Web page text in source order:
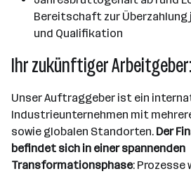
Bereitschaft zur Überzahlung
und Qualifikation
Ihr zukünftiger Arbeitgeber:
Unser Auftraggeber ist ein
Industrieunternehmen mit
sowie globalen Standorten. Der
befindet sich in einer spannenden
Transformationsphase: Prozesse